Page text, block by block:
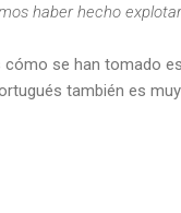
haber hecho
se han tomado
también es muy